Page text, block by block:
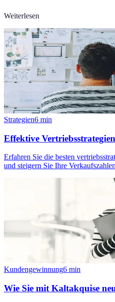
Weiterlesen
Strategien6 min
Effektive
Erfahren Sie die besten
und steigern Sie Ihre
Kundengewinnung6 min
Wie Sie mit Kaltakquise